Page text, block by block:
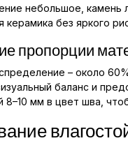
небольшое, камень
керамика без яркого
пропорции
– около
баланс и
8–10 мм в цвет шва,